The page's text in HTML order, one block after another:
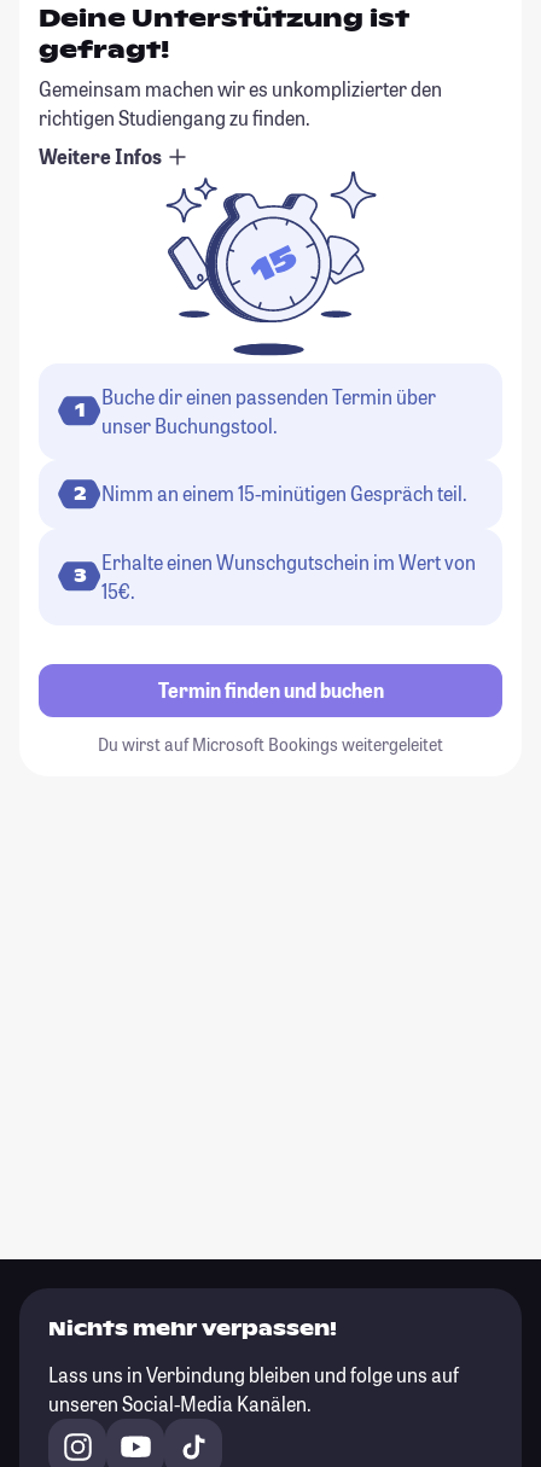
Deine Unterstützung ist
gefragt!
Gemeinsam machen wir es unkomplizierter den
richtigen Studiengang zu finden.
Weitere Infos
1
Buche dir einen passenden Termin über
unser Buchungstool.
2 Nimm an einem 15-minütigen Gespräch teil.
3
Erhalte einen Wunschgutschein im Wert von
15€.
Termin finden und buchen
Du wirst auf Microsoft Bookings weitergeleitet
Nichts mehr verpassen!
Lass uns in Verbindung bleiben und folge uns auf
unseren Social-Media Kanälen.